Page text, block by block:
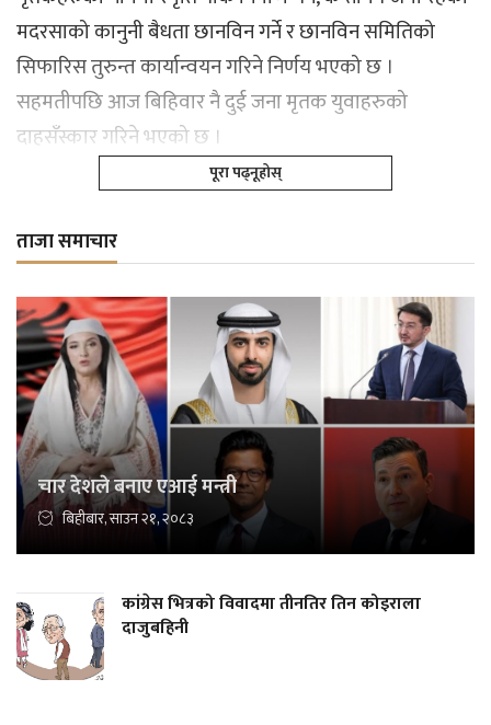
मदरसाको कानुनी बैधता छानविन गर्ने र छानविन समितिको
सिफारिस तुरुन्त कार्यान्वयन गरिने निर्णय भएको छ ।
सहमतीपछि आज बिहिवार नै दुई जना मृतक युवाहरुको
दाहसँस्कार गरिने भएको छ ।
पूरा पढ्नूहोस्
ताजा समाचार
चार देशले बनाए एआई मन्त्री
बिहीबार, साउन २१, २०८३
कांग्रेस भित्रको विवादमा तीनतिर तिन कोइराला
दाजुबहिनी